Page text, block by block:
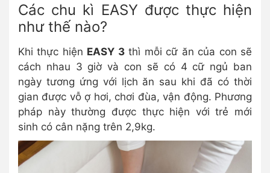
Các chu kì EASY được thực hiện
như thế nào?
Khi thực hiện EASY 3thì mỗi cữ ăn của con sẽ
cách nhau 3 giờ và con sẽ có 4 cữ ngủ ban
ngày tương ứng với lịch ăn sau khi đã có thời
gian được vỗ ợ hơi, chơi đùa, vận động. Phương
pháp này thường được thực hiện với trẻ mới
sinh có cân nặng trên 2,9kg.